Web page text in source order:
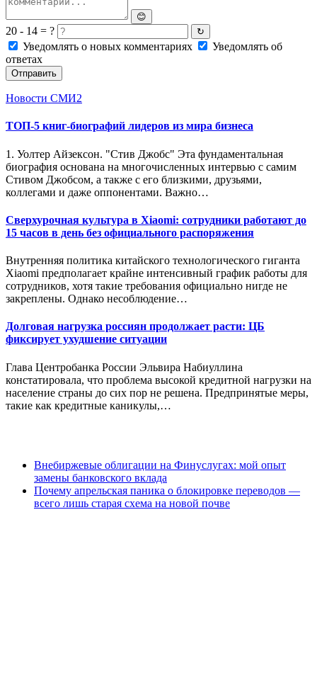
😊
20 - 14 = ? ↻
Уведомлять о новых комментариях
Уведомлять об
ответах
Отправить
Новости СМИ2
ТОП-5 книг-биографий лидеров из мира бизнеса
1. Уолтер Айзексон. "Стив Джобс" Эта фундаментальная
биография основана на многочисленных интервью с самим
Стивом Джобсом, а также с его близкими, друзьями,
коллегами и даже оппонентами. Важно…
Сверхурочная культура в Xiaomi: сотрудники работают до
15 часов в день без официального распоряжения
Внутренняя политика китайского технологического гиганта
Xiaomi предполагает крайне интенсивный график работы для
сотрудников, хотя такие требования официально нигде не
закреплены. Однако несоблюдение…
Долговая нагрузка россиян продолжает расти: ЦБ
фиксирует ухудшение ситуации
Глава Центробанка России Эльвира Набиуллина
констатировала, что проблема высокой кредитной нагрузки на
население страны до сих пор не решена. Предпринятые меры,
такие как кредитные каникулы,…
Внебиржевые облигации на Финуслугах: мой опыт
замены банковского вклада
Почему апрельская паника о блокировке переводов —
всего лишь старая схема на новой почве